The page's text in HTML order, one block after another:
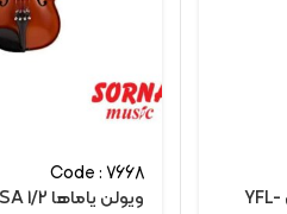
فلوت کلیددار یاماها مدل YFL-
Code : 7668
ویولن یاماها V5SA 1/2